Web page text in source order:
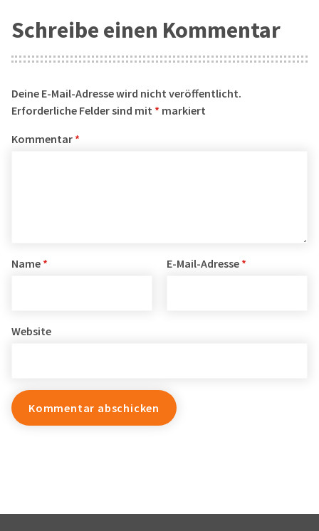
Schreibe einen Kommentar
Deine E-Mail-Adresse wird nicht veröffentlicht.
Erforderliche Felder sind mit * markiert
Kommentar *
Name * E-Mail-Adresse *
Website